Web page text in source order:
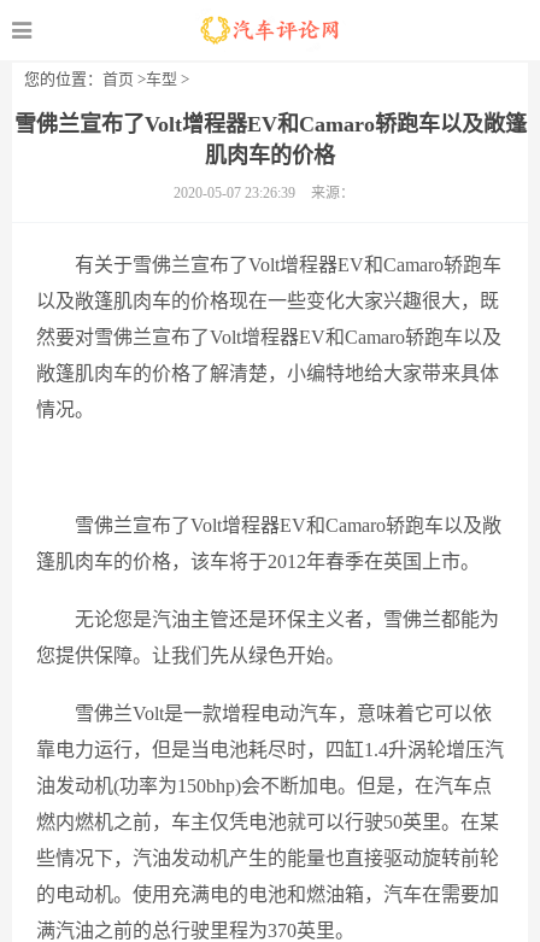
您的位置： 首页 >车型 >
雪佛兰宣布了Volt增程器EV和Camaro轿跑车以及敞篷
肌肉车的价格
2020-05-07 23:26:39 来源：
有关于​雪佛兰宣布了Volt增程器EV和Camaro轿跑车
以及敞篷肌肉车的价格现在一些变化大家兴趣很大，既
然要对​雪佛兰宣布了Volt增程器EV和Camaro轿跑车以及
敞篷肌肉车的价格了解清楚，小编特地给大家带来具体
情况。
雪佛兰宣布了Volt增程器EV和Camaro轿跑车以及敞
篷肌肉车的价格，该车将于2012年春季在英国上市。
无论您是汽油主管还是环保主义者，雪佛兰都能为
您提供保障。让我们先从绿色开始。
雪佛兰Volt是一款增程电动汽车，意味着它可以依
靠电力运行，但是当电池耗尽时，四缸1.4升涡轮增压汽
油发动机(功率为150bhp)会不断加电。但是，在汽车点
燃内燃机之前，车主仅凭电池就可以行驶50英里。在某
些情况下，汽油发动机产生的能量也直接驱动旋转前轮
的电动机。使用充满电的电池和燃油箱，汽车在需要加
满汽油之前的总行驶里程为370英里。